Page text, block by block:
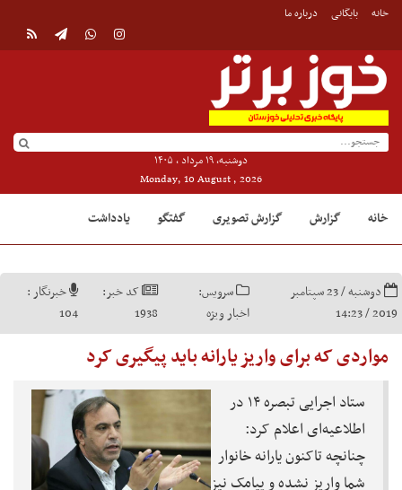
خانه بایگانی درباره ما
دوشنبه, ۱۹ مرداد , ۱۴۰۵
Monday, 10 August , 2026
خانه گزارش گزارش تصویری گفتگو یادداشت
دوشنبه / 23 سپتامبر
2019 / 14:23
سرویس:
اخبار ویژه
کد خبر:
1938
خبرنگار :
104
مواردی که برای واریز یارانه باید پیگیری کرد
ستاد اجرایی تبصره ۱۴ در
اطلاعیه‌ای اعلام کرد:
چنانچه تاکنون یارانه خانوار
شما واریز نشده و پیامک نیز